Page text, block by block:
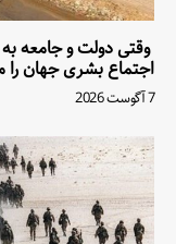
وقتی دولت و جامعه
اجتماع بشری جهان را
7 آگوست 2026